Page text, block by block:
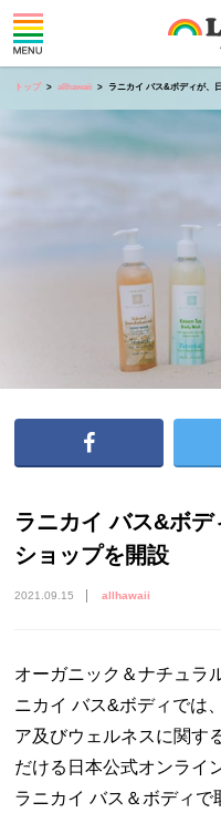
トップ allhawaii ラニカイ バス&ボディが、
ラニカイ バス&ボ
ショップを開設
2021.09.15 allhawaii
オーガニック＆ナチュラ
ニカイ バス&ボディでは
ア及びウェルネスに関す
だける日本公式オンライ
ラニカイ バス＆ボディ